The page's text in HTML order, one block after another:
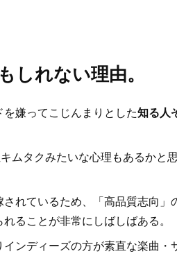
しれない理由。
嫌ってこじんまりとした知る人
ムタクみたいな心理もあるかと
れているため、「高品質志向」
ることが非常にしばしばある。
ンディーズの方が素直な楽曲・